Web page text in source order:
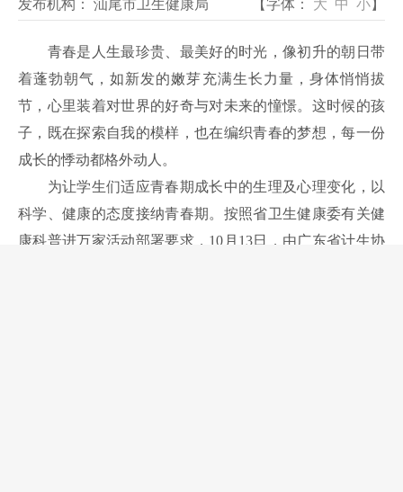
发布机构： 汕尾市卫生健康局 【字体： 大 中 小】
青春是人生最珍贵、最美好的时光，像初升的朝日带
着蓬勃朝气，如新发的嫩芽充满生长力量，身体悄悄拔
节，心里装着对世界的好奇与对未来的憧憬。这时候的孩
子，既在探索自我的模样，也在编织青春的梦想，每一份
成长的悸动都格外动人。
为让学生们适应青春期成长中的生理及心理变化，以
科学、健康的态度接纳青春期。按照省卫生健康委有关健
康科普进万家活动部署要求， 10月13日，由广东省计生协